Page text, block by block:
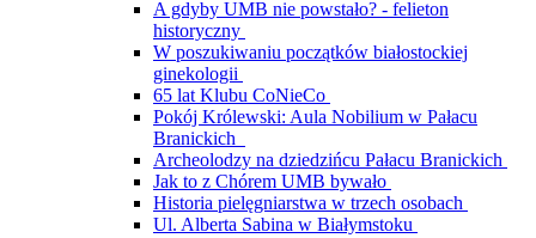
A gdyby UMB nie powstało? - felieton
historyczny
W poszukiwaniu początków białostockiej
ginekologii
65 lat Klubu CoNieCo
Pokój Królewski: Aula Nobilium w Pałacu
Branickich
Archeolodzy na dziedzińcu Pałacu Branickich
Jak to z Chórem UMB bywało
Historia pielęgniarstwa w trzech osobach
Ul. Alberta Sabina w Białymstoku